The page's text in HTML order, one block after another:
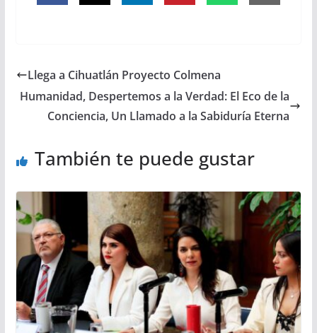
Llega a Cihuatlán Proyecto Colmena
Humanidad, Despertemos a la Verdad: El Eco de la
Conciencia, Un Llamado a la Sabiduría Eterna
También te puede gustar